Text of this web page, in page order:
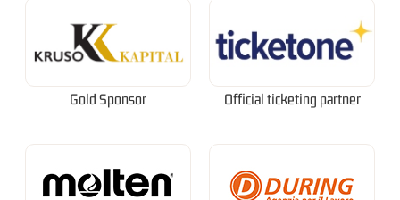
Gold Sponsor Official ticketing partner